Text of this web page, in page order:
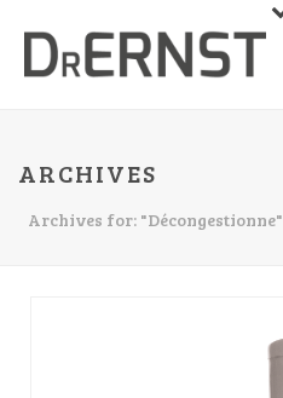
ARCHIVES
Archives for: "Décongestionne"